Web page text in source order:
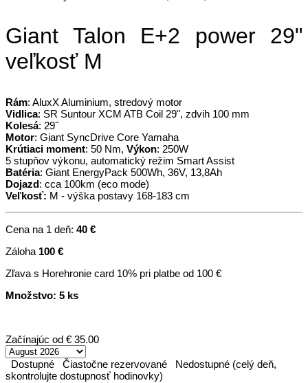
Giant Talon E+2 power 29"
veľkosť M
Rám: AluxX Aluminium, stredový motor
Vidlica: SR Suntour XCM ATB Coil 29", zdvih 100 mm
Kolesá: 29˝
Motor: Giant SyncDrive Core Yamaha
Krútiaci moment: 50 Nm, Výkon: 250W
5 stupňov výkonu, automatický režim Smart Assist
Batéria: Giant EnergyPack 500Wh, 36V, 13,8Ah
Dojazd: cca 100km (eco mode)
Veľkosť: M - výška postavy 168-183 cm
Cena na 1 deň: 40 €
Záloha 100 €
Zľava s Horehronie card 10% pri platbe od 100 €
Množstvo: 5 ks
Začínajúc od € 35.00
Dostupné Čiastočne rezervované
Nedostupné (celý deň,
skontrolujte dostupnosť hodinovky)